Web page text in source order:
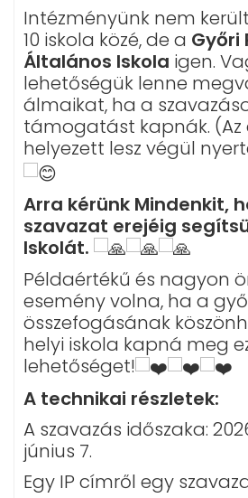
Intézményünk nem
10 iskola közé, de a Győri
Általános Iskola igen.
lehetőségük lenne
álmaikat, ha a
támogatást kapnák. (Az
helyezett lesz végül
Arra kérünk Mindenkit,
szavazat erejéig
Iskolát.
Példaértékű és nagyon
esemény volna, ha a
összefogásának
helyi iskola kapná meg
lehetőséget!
A technikai részletek:
A szavazás időszaka:
június 7.
Egy IP címről egy